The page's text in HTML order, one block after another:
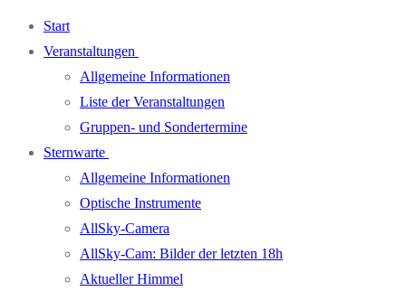
Start
Veranstaltungen
Allgemeine Informationen
Liste der Veranstaltungen
Gruppen- und Sondertermine
Sternwarte
Allgemeine Informationen
Optische Instrumente
AllSky-Camera
AllSky-Cam: Bilder der letzten 18h
Aktueller Himmel